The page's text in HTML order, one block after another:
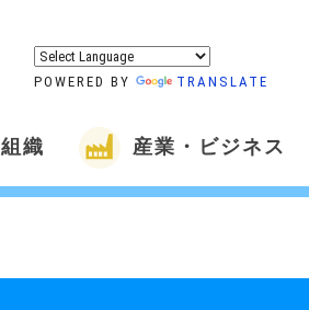
POWERED BY TRANSLATE
組織 産業・ビジネス